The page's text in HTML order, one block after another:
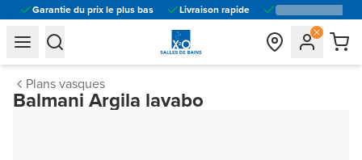
Garantie du prix le plus bas Livraison rapide
general.navigation.toggle_menu.label
general.navigation.toggle_menu.label
Plans vasques
Balmani Argila lavabo